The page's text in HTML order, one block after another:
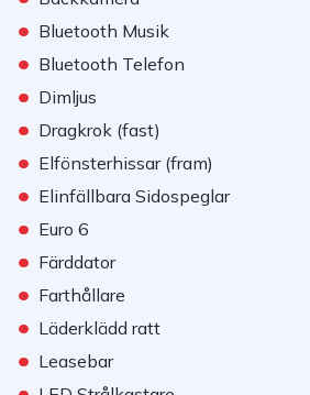
• Bluetooth Musik
• Bluetooth Telefon
• Dimljus
• Dragkrok (fast)
• Elfönsterhissar (fram)
• Elinfällbara Sidospeglar
• Euro 6
• Färddator
• Farthållare
• Läderklädd ratt
• Leasebar